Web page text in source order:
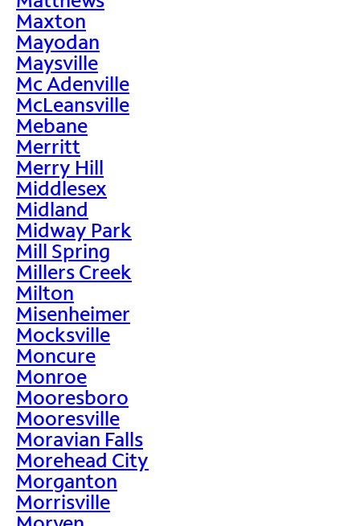
Maxton
Mayodan
Maysville
Mc Adenville
McLeansville
Mebane
Merritt
Merry Hill
Middlesex
Midland
Midway Park
Mill Spring
Millers Creek
Milton
Misenheimer
Mocksville
Moncure
Monroe
Mooresboro
Mooresville
Moravian Falls
Morehead City
Morganton
Morrisville